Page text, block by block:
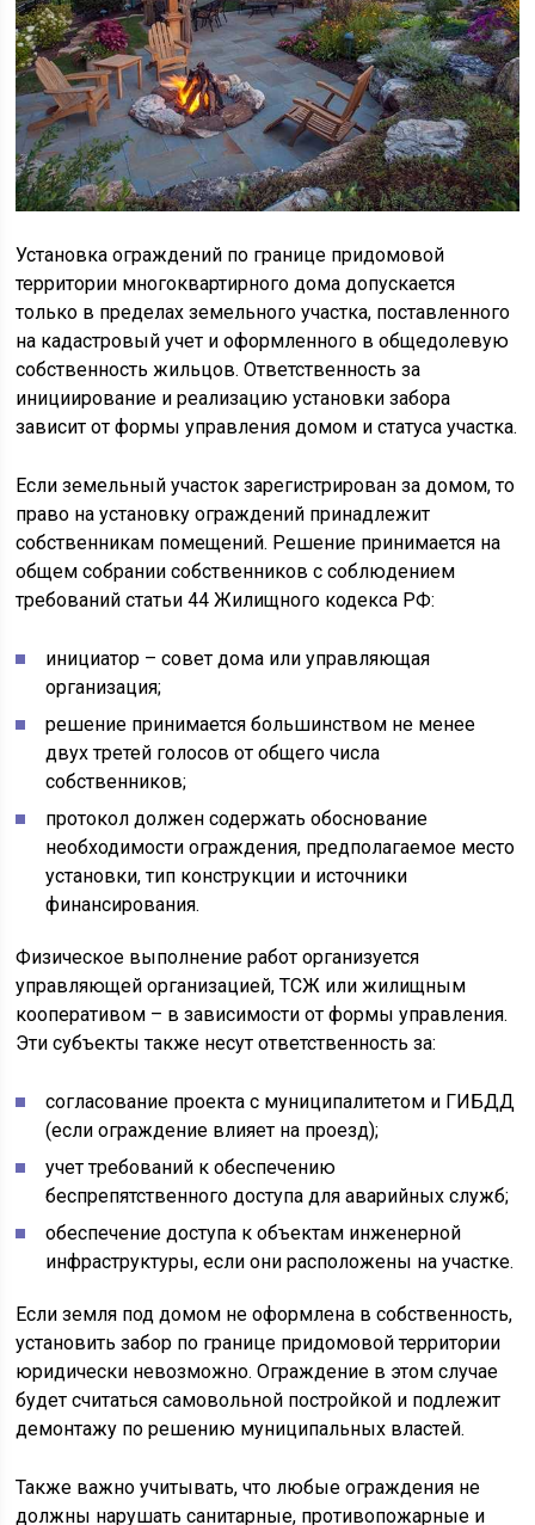
Установка ограждений по границе придомовой
территории многоквартирного дома допускается
только в пределах земельного участка, поставленного
на кадастровый учет и оформленного в общедолевую
собственность жильцов. Ответственность за
инициирование и реализацию установки забора
зависит от формы управления домом и статуса участка.
Если земельный участок зарегистрирован за домом, то
право на установку ограждений принадлежит
собственникам помещений. Решение принимается на
общем собрании собственников с соблюдением
требований статьи 44 Жилищного кодекса РФ:
инициатор – совет дома или управляющая
организация;
решение принимается большинством не менее
двух третей голосов от общего числа
собственников;
протокол должен содержать обоснование
необходимости ограждения, предполагаемое место
установки, тип конструкции и источники
финансирования.
Физическое выполнение работ организуется
управляющей организацией, ТСЖ или жилищным
кооперативом – в зависимости от формы управления.
Эти субъекты также несут ответственность за:
согласование проекта с муниципалитетом и ГИБДД
(если ограждение влияет на проезд);
учет требований к обеспечению
беспрепятственного доступа для аварийных служб;
обеспечение доступа к объектам инженерной
инфраструктуры, если они расположены на участке.
Если земля под домом не оформлена в собственность,
установить забор по границе придомовой территории
юридически невозможно. Ограждение в этом случае
будет считаться самовольной постройкой и подлежит
демонтажу по решению муниципальных властей.
Также важно учитывать, что любые ограждения не
должны нарушать санитарные, противопожарные и